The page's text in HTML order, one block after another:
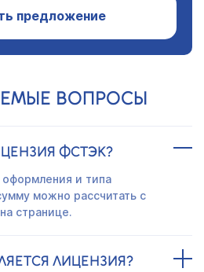
предложение
ВОПРОСЫ
ФСТЭК?
оформления и типа
можно рассчитать с
странице.
ЛИЦЕНЗИЯ?